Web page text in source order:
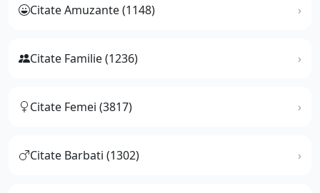
Citate Amuzante (1148)
Citate Familie (1236)
Citate Femei (3817)
Citate Barbati (1302)